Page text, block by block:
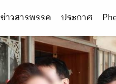
ข่าวสารพรรค ประกาศ